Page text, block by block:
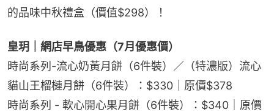
的品味中秋禮盒（價值$298）！
皇玥｜網店早鳥優惠（7月優惠價）
時尚系列-流心奶黃月餅（6件裝）／（特濃版）流心
貓山王榴槤月餅（6件裝）：$330｜原價$378
時尚系列 - 軟心開心果月餅（6件裝）：$340｜原價